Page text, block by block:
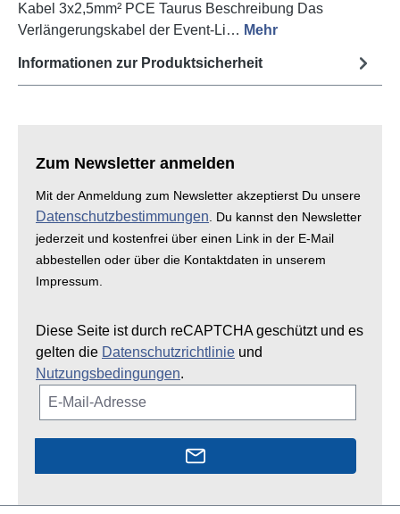
Kabel 3x2,5mm² PCE Taurus Beschreibung Das
Verlängerungskabel der Event-Li… Mehr
Informationen zur Produktsicherheit
Zum Newsletter anmelden
Mit der Anmeldung zum Newsletter akzeptierst Du unsere
Datenschutzbestimmungen . Du kannst den Newsletter
jederzeit und kostenfrei über einen Link in der E-Mail
abbestellen oder über die Kontaktdaten in unserem
Impressum.
Diese Seite ist durch reCAPTCHA geschützt und es
gelten die Datenschutzrichtlinie und
Nutzungsbedingungen.